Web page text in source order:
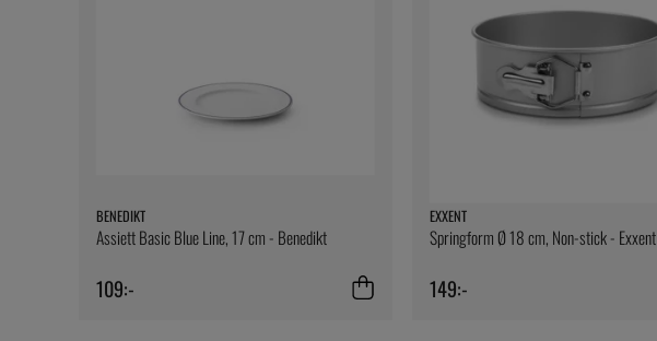
BENEDIKT
Assiett Basic Blue Line, 17 cm - Benedikt
109:-
EXXENT
Springform Ø 18 cm, Non-stick - Exxent
149:-